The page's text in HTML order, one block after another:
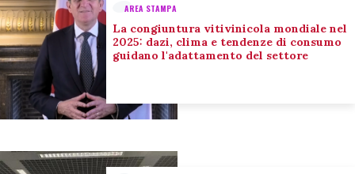
AREA STAMPA
La congiuntura vitivinicola mondiale nel
2025: dazi, clima e tendenze di consumo
guidano l'adattamento del settore